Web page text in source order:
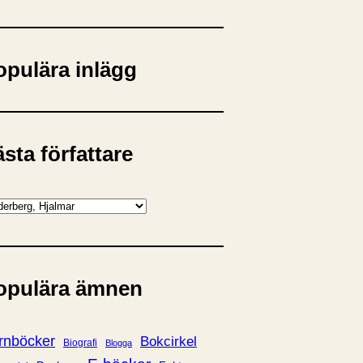
inlägg
författare
ämnen
Biografi Blogga Bokcirkel